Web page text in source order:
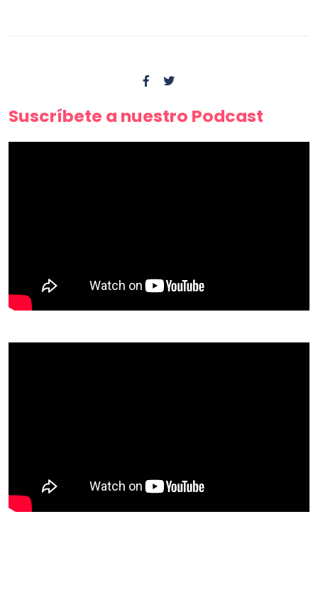
Suscríbete a nuestro Podcast